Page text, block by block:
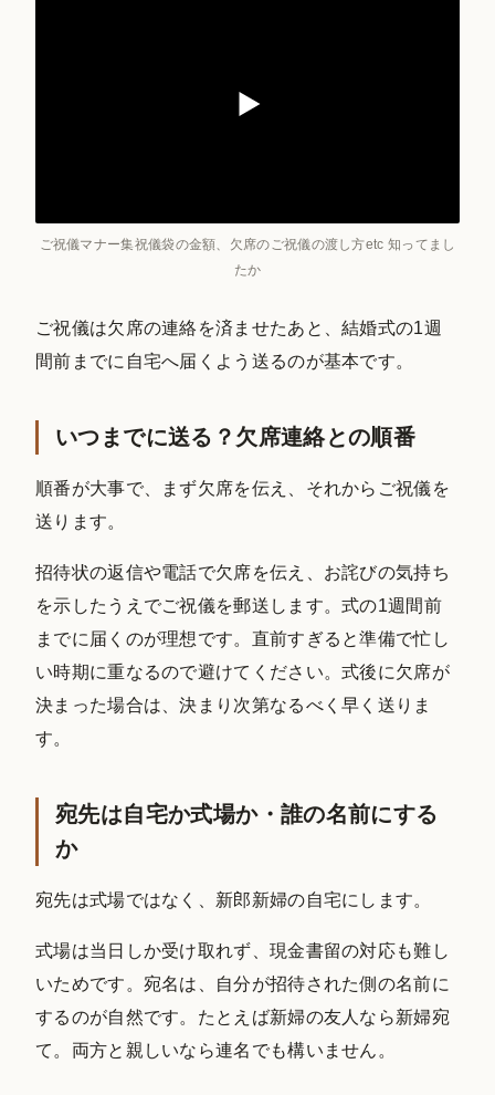
ご祝儀マナー集祝儀袋の金額、欠席のご祝儀の渡し方etc 知ってまし
たか
ご祝儀は欠席の連絡を済ませたあと、結婚式の1週
間前までに自宅へ届くよう送るのが基本です。
いつまでに送る？欠席連絡との順番
順番が大事で、まず欠席を伝え、それからご祝儀を
送ります。
招待状の返信や電話で欠席を伝え、お詫びの気持ち
を示したうえでご祝儀を郵送します。式の1週間前
までに届くのが理想です。直前すぎると準備で忙し
い時期に重なるので避けてください。式後に欠席が
決まった場合は、決まり次第なるべく早く送りま
す。
宛先は自宅か式場か・誰の名前にする
か
宛先は式場ではなく、新郎新婦の自宅にします。
式場は当日しか受け取れず、現金書留の対応も難し
いためです。宛名は、自分が招待された側の名前に
するのが自然です。たとえば新婦の友人なら新婦宛
て。両方と親しいなら連名でも構いません。